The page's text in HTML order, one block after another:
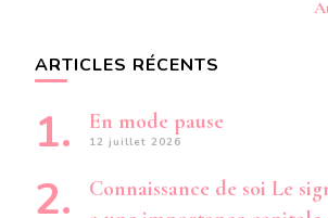
ARTICLES RÉCENTS
En mode pause
12 juillet 2026
Connaissance de soi Le